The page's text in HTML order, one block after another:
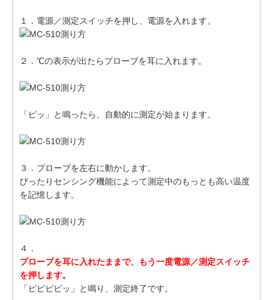
１．電源／測定スイッチを押し、電源を入れます。
２．℃の表示が出たらプローブを耳に入れます。
「ピッ」と鳴ったら、自動的に測定が始まります。
３．プローブを左右に動かします。
ぴったりセンシング機能によって測定中のもっとも高い温度
を記憶します。
４．
プローブを耳に入れたままで、もう一度電源／測定スイッチ
を押します。
「ピピピピッ」と鳴り、測定終了です。